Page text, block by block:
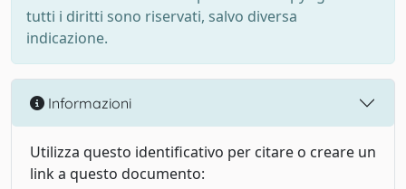
tutti i diritti sono riservati, salvo diversa
indicazione.
Informazioni
Utilizza questo identificativo per citare o creare un
link a questo documento: